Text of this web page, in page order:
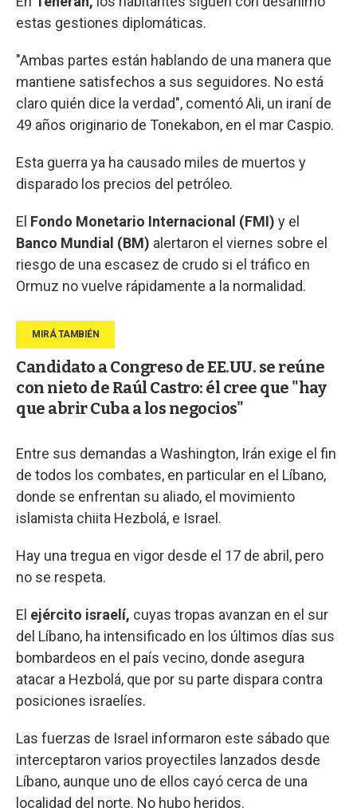
estas gestiones diplomáticas.
"Ambas partes están hablando de una manera que
mantiene satisfechos a sus seguidores. No está
claro quién dice la verdad", comentó Ali, un iraní de
49 años originario de Tonekabon, en el mar Caspio.
Esta guerra ya ha causado miles de muertos y
disparado los precios del petróleo.
El Fondo Monetario Internacional (FMI) y el
Banco Mundial (BM) alertaron el viernes sobre el
riesgo de una escasez de crudo si el tráfico en
Ormuz no vuelve rápidamente a la normalidad.
Candidato a Congreso de EE.UU. se reúne
con nieto de Raúl Castro: él cree que "hay
que abrir Cuba a los negocios"
Entre sus demandas a Washington, Irán exige el fin
de todos los combates, en particular en el Líbano,
donde se enfrentan su aliado, el movimiento
islamista chiita Hezbolá, e Israel.
Hay una tregua en vigor desde el 17 de abril, pero
no se respeta.
El ejército israelí, cuyas tropas avanzan en el sur
del Líbano, ha intensificado en los últimos días sus
bombardeos en el país vecino, donde asegura
atacar a Hezbolá, que por su parte dispara contra
posiciones israelíes.
Las fuerzas de Israel informaron este sábado que
interceptaron varios proyectiles lanzados desde
Líbano, aunque uno de ellos cayó cerca de una
localidad del norte. No hubo heridos.